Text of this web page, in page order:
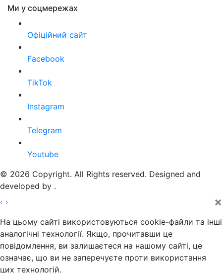
Ми у соцмережах
Офіційний сайт
Facebook
TikTok
Instagram
Telegram
Youtube
© 2026 Copyright. All Rights reserved. Designed and
developed by .
‹ › ×
На цьому сайті використовуються cookie-файли та інші
аналогічні технології. Якщо, прочитавши це
повідомлення, ви залишаєтеся на нашому сайті, це
означає, що ви не заперечуєте проти використання
цих технологій.